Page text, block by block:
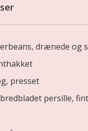
drænede og
presset
persille,